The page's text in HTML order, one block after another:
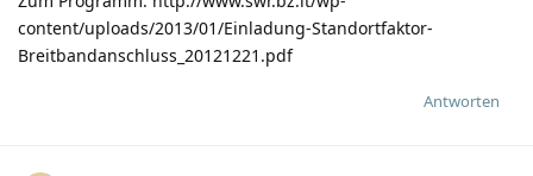
content/uploads/2013/01/Einladung-Standortfaktor-
Breitbandanschluss_20121221.pdf
Antworten